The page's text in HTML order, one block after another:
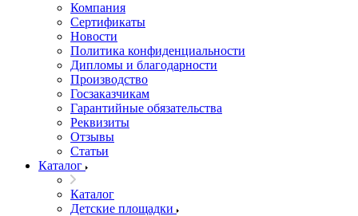
Компания
Сертификаты
Новости
Политика конфиденциальности
Дипломы и благодарности
Производство
Госзаказчикам
Гарантийные обязательства
Реквизиты
Отзывы
Статьи
Каталог
Каталог
Детские площадки